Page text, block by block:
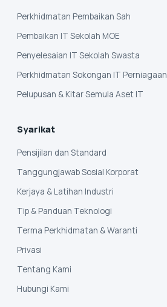
Perkhidmatan Pembaikan Sah
Pembaikan IT Sekolah MOE
Penyelesaian IT Sekolah Swasta
Perkhidmatan Sokongan IT Perniagaan
Pelupusan & Kitar Semula Aset IT
Syarikat
Pensijilan dan Standard
Tanggungjawab Sosial Korporat
Kerjaya & Latihan Industri
Tip & Panduan Teknologi
Terma Perkhidmatan & Waranti
Privasi
Tentang Kami
Hubungi Kami